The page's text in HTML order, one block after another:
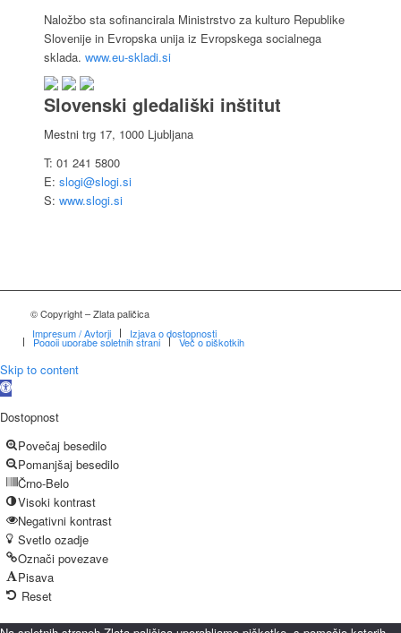
Naložbo sta sofinancirala Ministrstvo za kulturo Republike
Slovenije in Evropska unija iz Evropskega socialnega
sklada. www.eu-skladi.si
Slovenski gledališki inštitut
Mestni trg 17, 1000 Ljubljana
T: 01 241 5800
E: slogi@slogi.si
S: www.slogi.si
© Copyright – Zlata paličica
Impresum / Avtorji
Izjava o dostopnosti
Pogoji uporabe spletnih strani Več o piškotkih
Skip to content
Open
Dostopnost
Povečaj besedilo
Pomanjšaj besedilo
Črno-Belo
Visoki kontrast
Negativni kontrast
Svetlo ozadje
Označi povezave
Pisava
Reset